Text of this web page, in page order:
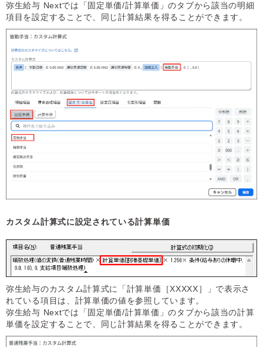
弥生給与 Nextでは「固定単価/計算単価」のタブから該当の明細
項目を設定することで、同じ計算結果を得ることができます。
カスタム計算式に設定されている計算単価
弥生給与のカスタム計算式に「計算単価［XXXXX］」で表示さ
れている項目は、計算単価の値を参照しています。
弥生給与 Nextでは「固定単価/計算単価」のタブから該当の計算
単価を設定することで、同じ計算結果を得ることができます。